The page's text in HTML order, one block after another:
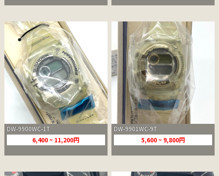
DW-9900WC-1T
6,400 ~ 11,200円
DW-9901WC-9T
5,600 ~ 9,800円